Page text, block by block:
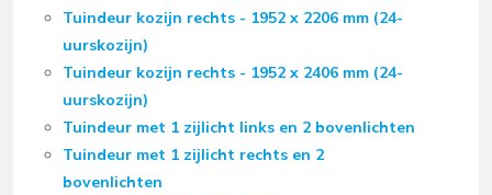
Tuindeur kozijn rechts - 1952 x 2206 mm (24-
uurskozijn)
Tuindeur kozijn rechts - 1952 x 2406 mm (24-
uurskozijn)
Tuindeur met 1 zijlicht links en 2 bovenlichten
Tuindeur met 1 zijlicht rechts en 2
bovenlichten